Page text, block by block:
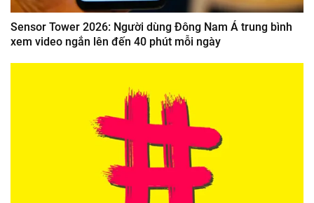
Sensor Tower 2026: Người dùng Đông Nam Á trung bình
xem video ngắn lên đến 40 phút mỗi ngày